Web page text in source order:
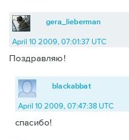
gera_lieberman
April 10 2009, 07:01:37 UTC
Поздравляю!
blackabbat
April 10 2009, 07:47:38 UTC
спасибо!